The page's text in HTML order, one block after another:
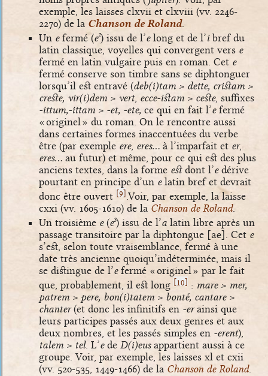
exemple, les laisses clxvii et clxviii (vv. 2246-
2270) de la Chanson de Roland.
Un efermé (e2) issu de l’elong et de l’ibref du
latin classique, voyelles qui convergent vers e
fermé en latin vulgaire puis en roman. Cet e
fermé conserve son timbre sans se diphtonguer
lorsqu’il est entravé (deb(i)tam > dette, cristam >
creste, vir(i)dem > vert, ecce-istam > ceste, suffixes
-ittum,-ittam > -et, -ete, ce qui en fait l’efermé
« originel » du roman. On le rencontre aussi
dans certaines formes inaccentuées du verbe
être (par exemple ere, eres… à l’imparfait et er,
eres… au futur) et même, pour ce qui est des plus
anciens textes, dans la forme estdont l’edérive
pourtant en principe d’un elatin bref et devrait
donc être ouvert [9].Voir, par exemple, la laisse
cxxi (vv. 1605-1610) de la Chanson de Roland.
Un troisième e(e3) issu de l’a latin libre après un
passage transitoire par la diphtongue [ae] . Cet e
s’est, selon toute vraisemblance, fermé à une
date très ancienne quoiqu’indéterminée, mais il
se distingue de l’efermé « originel » par le fait
que, probablement, il est long [10] : mare > mer,
patrem > pere, bon(i)tatem > bonté, cantare >
chanter(et donc les infinitifs en -erainsi que
leurs participes passés aux deux genres et aux
deux nombres, et les passés simples en -erent),
talem > tel. L’ede D(i)eusappartient aussi à ce
groupe. Voir, par exemple, les laisses xl et cxii
(vv. 520-535, 1449-1466) de la Chanson de Roland.